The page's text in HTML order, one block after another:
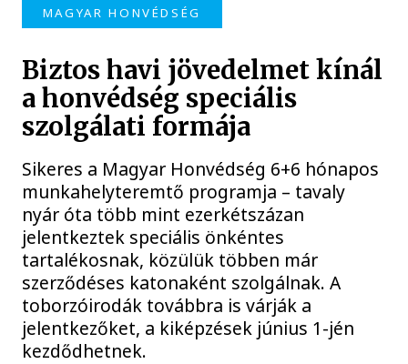
MAGYAR HONVÉDSÉG
Biztos havi jövedelmet kínál
a honvédség speciális
szolgálati formája
Sikeres a Magyar Honvédség 6+6 hónapos
munkahelyteremtő programja – tavaly
nyár óta több mint ezerkétszázan
jelentkeztek speciális önkéntes
tartalékosnak, közülük többen már
szerződéses katonaként szolgálnak. A
toborzóirodák továbbra is várják a
jelentkezőket, a kiképzések június 1-jén
kezdődhetnek.